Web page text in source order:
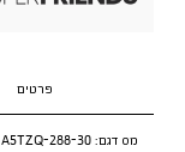
פרטים
מס דגם: A5TZQ-288-30